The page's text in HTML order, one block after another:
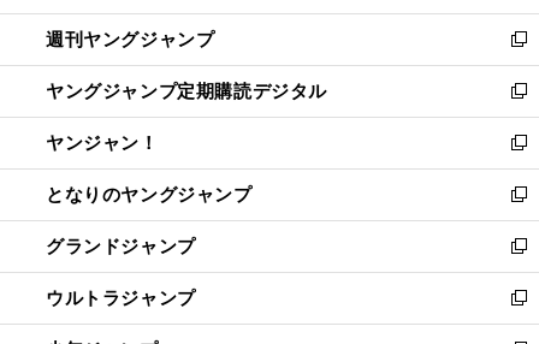
開
く
ウ
で
開
く
ン
ド
ウ
で
開
く
ウ
ィ
ン
ド
ウ
で
開
く
週刊ヤングジャンプ
新
し
い
ウ
ィ
ン
ド
ウ
で
開
く
ヤングジャンプ定期購読デジタル
新
し
い
ウ
ィ
ン
ド
ウ
で
開
ヤンジャン！
新
し
い
ウ
ィ
ン
ド
ウ
となりのヤングジャンプ
新
し
い
ウ
ィ
ン
グランドジャンプ
新
し
い
ウ
ウルトラジャンプ
新
し